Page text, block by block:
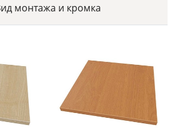
монтажа и кромка